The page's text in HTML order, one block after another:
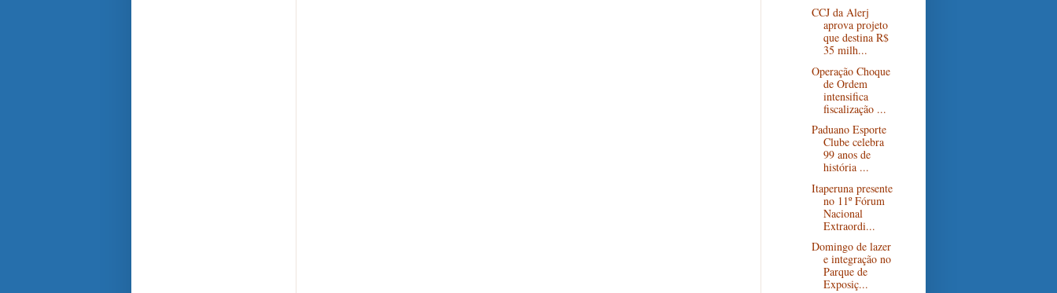
CCJ da Alerj
aprova projeto
que destina R$
35 milh...
Operação Choque
de Ordem
intensifica
fiscalização ...
Paduano Esporte
Clube celebra
99 anos de
história ...
Itaperuna presente
no 11º Fórum
Nacional
Extraordi...
Domingo de lazer
e integração no
Parque de
Exposiç...